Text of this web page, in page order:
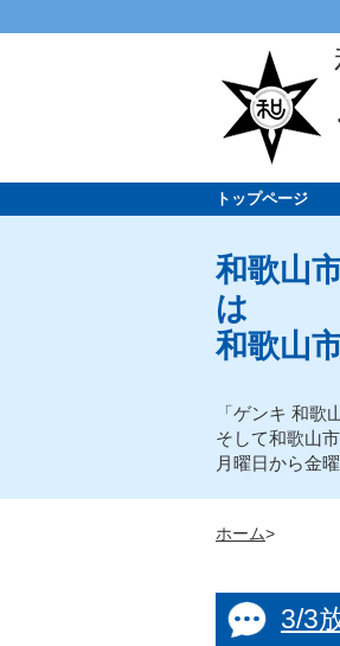
トップページ
和歌山
は
和歌山
「ゲンキ 和歌
そして和歌山
月曜日から金
ホーム>
3/3